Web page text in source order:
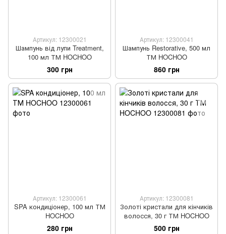
Артикул: 12300021
Шампунь від лупи Treatment,
100 мл ТМ HOCHOO
300 грн
Артикул: 12300041
Шампунь Restorative, 500 мл
ТМ HOCHOO
860 грн
Артикул: 12300061
SPA кондиціонер, 100 мл ТМ
HOCHOO
280 грн
Артикул: 12300081
Золоті кристали для кінчиків
волосся, 30 г ТМ HOCHOO
500 грн